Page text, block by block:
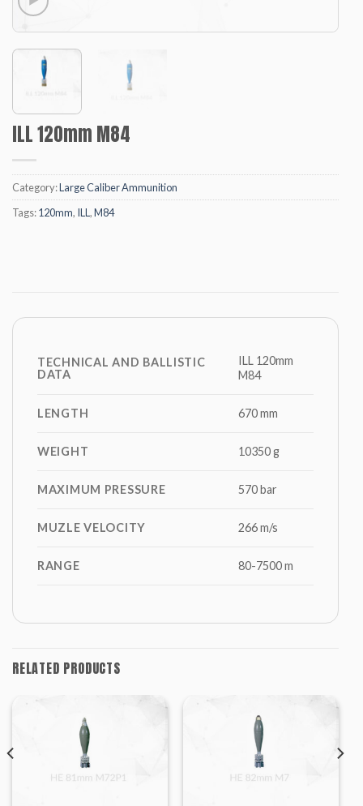
ILL 120mm M84
Category:Large Caliber Ammunition
Tags:120mm, ILL,M84
TECHNICAL AND BALLISTIC
DATA
ILL 120mm
M84
LENGTH 670 mm
WEIGHT 10350 g
MAXIMUM PRESSURE 570 bar
MUZLE VELOCITY 266 m/s
RANGE 80-7500 m
RELATED PRODUCTS